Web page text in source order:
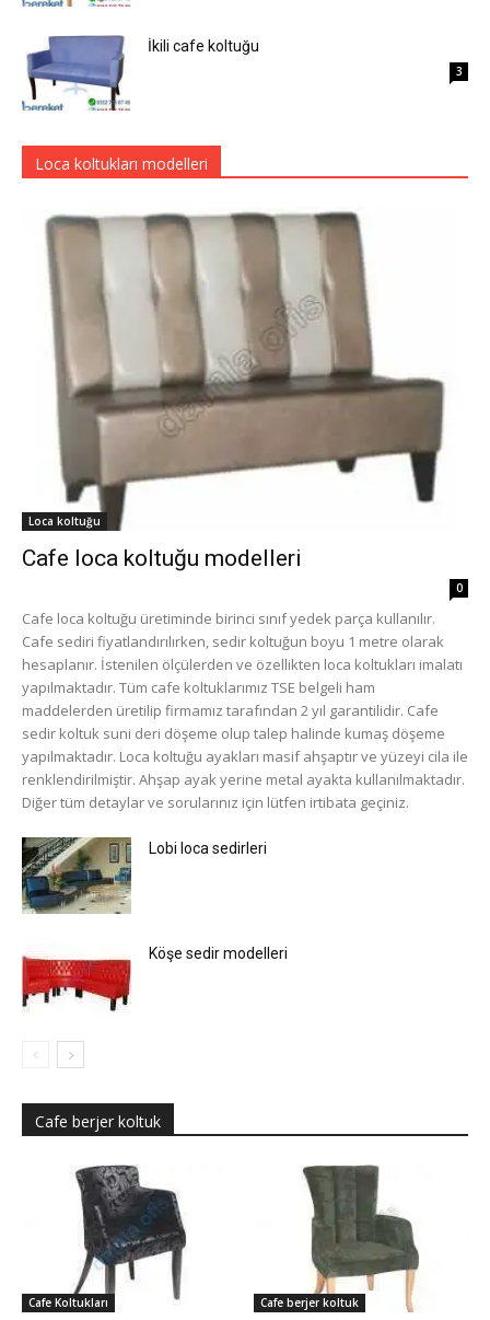
İkili cafe koltuğu
3
Loca koltukları modelleri
Loca koltuğu
Cafe loca koltuğu modelleri
0
Cafe loca koltuğu üretiminde birinci sınıf yedek parça kullanılır.
Cafe sediri fiyatlandırılırken, sedir koltuğun boyu 1 metre olarak
hesaplanır. İstenilen ölçülerden ve özellikten loca koltukları imalatı
yapılmaktadır. Tüm cafe koltuklarımız TSE belgeli ham
maddelerden üretilip firmamız tarafından 2 yıl garantilidir. Cafe
sedir koltuk suni deri döşeme olup talep halinde kumaş döşeme
yapılmaktadır. Loca koltuğu ayakları masif ahşaptır ve yüzeyi cila ile
renklendirilmiştir. Ahşap ayak yerine metal ayakta kullanılmaktadır.
Diğer tüm detaylar ve sorularınız için lütfen irtibata geçiniz.
Lobi loca sedirleri
Köşe sedir modelleri
Cafe berjer koltuk
Cafe Koltukları Cafe berjer koltuk